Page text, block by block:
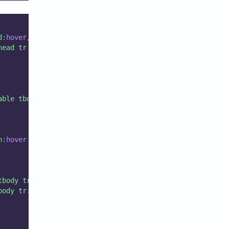
:hover,
tr
tbody
:hover
tr
tr:hover